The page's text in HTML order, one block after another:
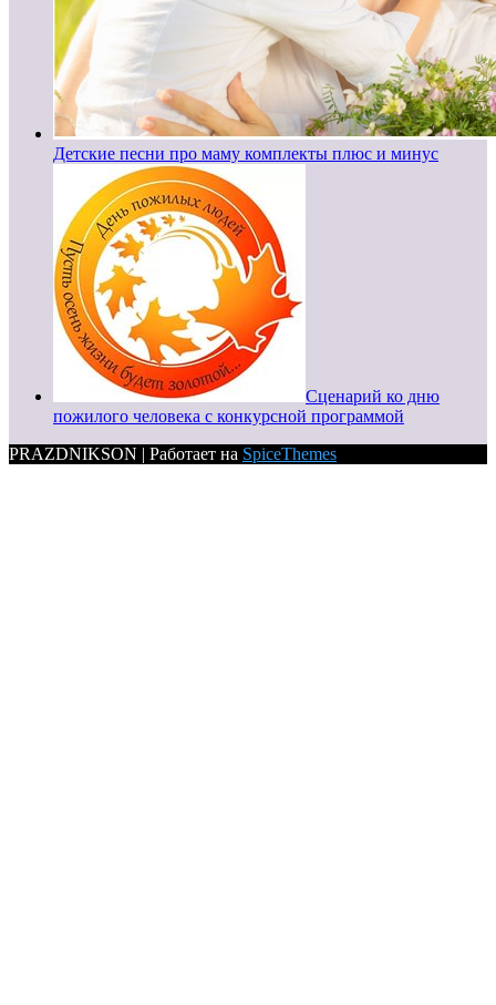
Детские песни про маму комплекты плюс и минус
Сценарий ко дню
пожилого человека с конкурсной программой
PRAZDNIKSON | Работает на SpiceThemes